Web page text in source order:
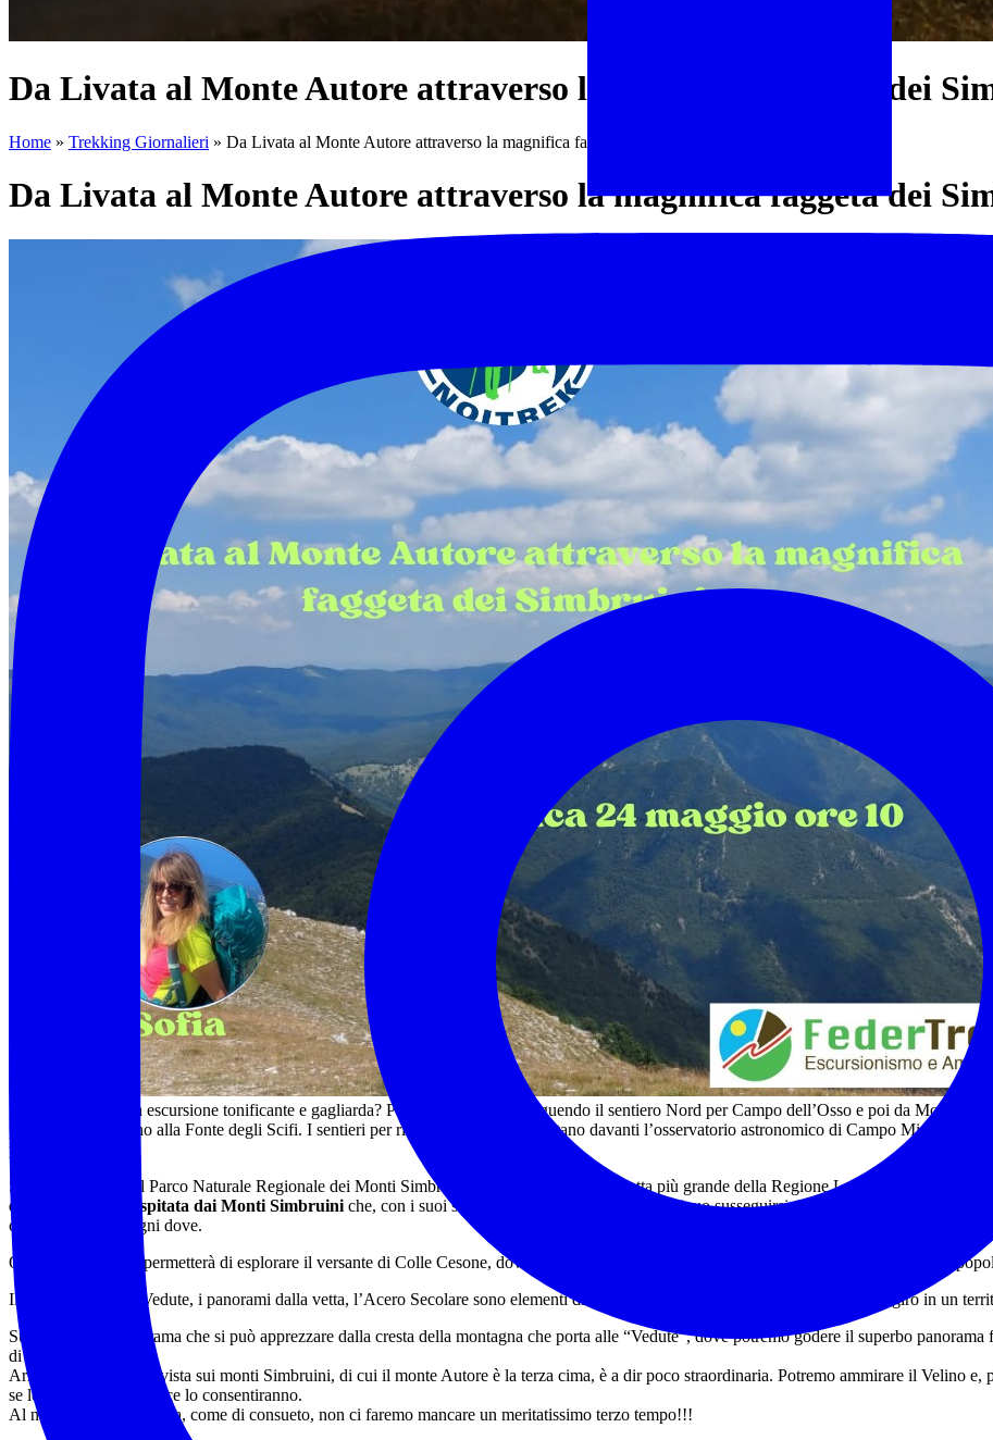
Da Livata al Monte Autore attraverso la magnifica faggeta dei
Home » Trekking Giornalieri » Da Livata al Monte Autore attraverso la magnifica faggeta dei Simbruini
Da Livata al Monte Autore attraverso la magnifica faggeta dei
Pronti per una bella escursione tonificante e gagliarda? Partiremo da Livata seguendo il sentiero Nord per Campo dell’Osso e poi da Monna
per poi scendere fino alla Fonte degli Scifi. I sentieri per rientrare a Livata ci portano davanti l’osservatorio astronomico di Campo Minio,
percorso ad anello.
Siamo nel cuore del Parco Naturale Regionale dei Monti Simbruini, che è l’area verde protetta più grande della Regione Lazio. Il territorio è
estesa d’Europa ospitata dai Monti Simbruini che, con i suoi scorci magnifici, ci ricorda il continuo susseguirsi delle stagioni. e, in particolar
che cerchiamo in ogni dove.
Questo itinerario ci permetterà di esplorare il versante di Colle Cesone, dove è abbastanza probabile imbattersi nei gruppetti di caprioli che
Il traverso fino alla Vedute, i panorami dalla vetta, l’Acero Secolare sono elementi di notevole valore che impreziosiscono questo giro in un
Suggestivo è il panorama che si può apprezzare dalla cresta della montagna che porta alle “Vedute”, dove potremo godere il superbo
di Vallepietra.
Arrivati sulla vetta, la vista sui monti Simbruini, di cui il monte Autore è la terza cima, è a dir poco straordinaria. Potremo ammirare il Velino e,
se le condizioni meteo ce lo consentiranno.
Al nostro rientro a Livata, come di consueto, non ci faremo mancare un meritatissimo terzo tempo!!!